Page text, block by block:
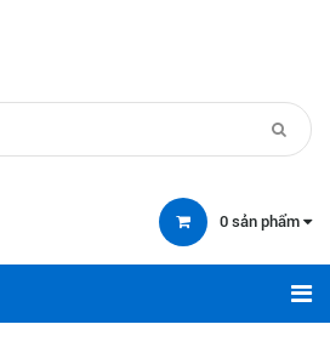
0 sản phẩm